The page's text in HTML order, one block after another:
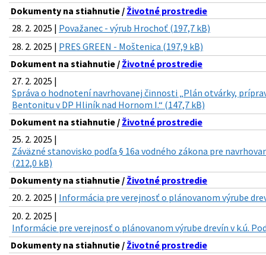
Dokumenty na stiahnutie / Životné prostredie
28. 2. 2025 | Považanec - výrub Hrochoť (197,7 kB)
28. 2. 2025 | PRES GREEN - Moštenica (197,9 kB)
Dokument na stiahnutie / Životné prostredie
27. 2. 2025 |
Správa o hodnotení navrhovanej činnosti „Plán otvárky,
Bentonitu v DP Hliník nad Hornom I.“ (147,7 kB)
Dokument na stiahnutie / Životné prostredie
25. 2. 2025 |
Záväzné stanovisko podľa § 16a vodného zákona pre
(212,0 kB)
Dokumenty na stiahnutie / Životné prostredie
20. 2. 2025 | Informácia pre verejnosť o plánovanom výrube
20. 2. 2025 |
Informácie pre verejnosť o plánovanom výrube drevín v k.ú.
Dokumenty na stiahnutie / Životné prostredie